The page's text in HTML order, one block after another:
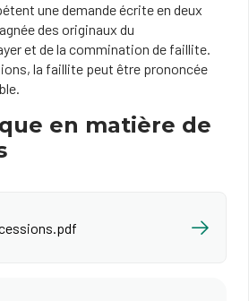
une demande écrite en deux
des originaux du
et de la commination de faillite.
la faillite peut être prononcée
en matière de